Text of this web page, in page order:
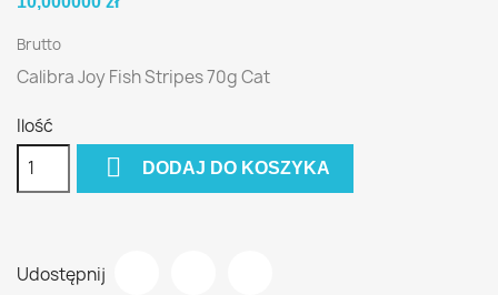
Brutto
Calibra Joy Fish Stripes 70g Cat
Ilość
 DODAJ DO KOSZYKA
Udostępnij